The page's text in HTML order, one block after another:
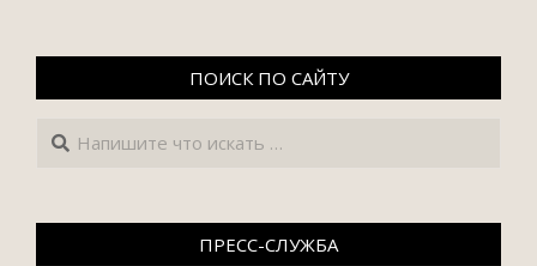
ПОИСК ПО САЙТУ
Поиск
ПРЕСС-СЛУЖБА